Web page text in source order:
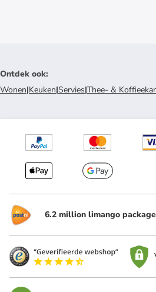
Ontdek ook:
Wonen|Keuken|Servies|Thee- &
6.2 million limango